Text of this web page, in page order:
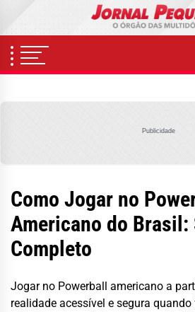
content
Publicidade
Como Jogar no
Americano do Brasil:
Completo
Jogar no Powerball americano a
realidade acessível e segura